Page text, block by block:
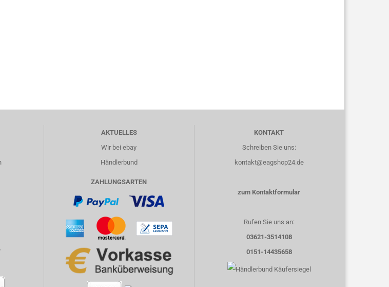
AKTUELLES
Wir bei ebay
Händlerbund
ZAHLUNGSARTEN
KONTAKT
Schreiben Sie uns:
kontakt@eagshop24.de
zum Kontaktformular
Rufen Sie uns an:
03621-3514108
0151-14435658